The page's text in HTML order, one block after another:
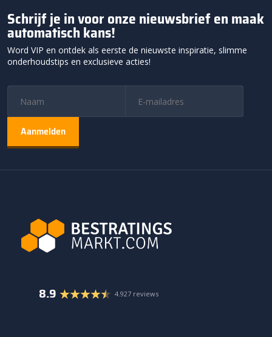
Schrijf je in voor onze nieuwsbrief en maak
automatisch kans!
Word VIP en ontdek als eerste de nieuwste inspiratie, slimme
onderhoudstips en exclusieve acties!
8.9 4.927 reviews